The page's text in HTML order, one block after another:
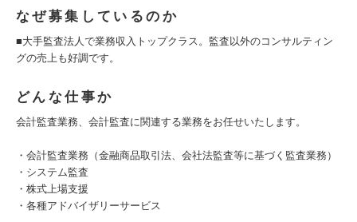
なぜ募集しているのか
■大手監査法人で業務収入トップクラス。監査以外のコンサルティン
グの売上も好調です。
どんな仕事か
会計監査業務、会計監査に関連する業務をお任せいたします。
・会計監査業務（金融商品取引法、会社法監査等に基づく監査業務）
・システム監査
・株式上場支援
・各種アドバイザリーサービス